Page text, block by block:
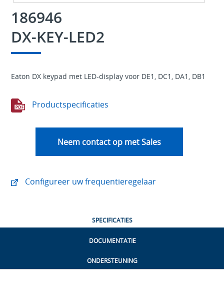
186946
DX-KEY-LED2
Eaton DX keypad met LED-display voor DE1, DC1, DA1, DB1
Productspecificaties
Neem contact op met Sales
Configureer uw frequentieregelaar
SPECIFICATIES
DOCUMENTATIE
ONDERSTEUNING